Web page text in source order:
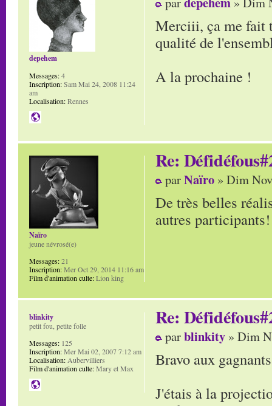
Merciii, ça me fait
qualité de
A la prochaine !
depehem
Messages:4
Inscription:Sam Mai 24, 2008 11:24
am
Localisation:Rennes
Re:
parNaïro » Dim
De très belles
autres participants!
Naïro
jeune névrosé(e)
Messages:21
Inscription:Mer Oct 29, 2014 11:16 am
Film d'animation culte:Lion king
Re:
parblinkity » Dim
Bravo aux
J'étais à la
blinkity
petit fou, petite folle
Messages: 125
Inscription:Mer Mai 02, 2007 7:12 am
Localisation: Aubervilliers
Film d'animation culte:Mary et Max